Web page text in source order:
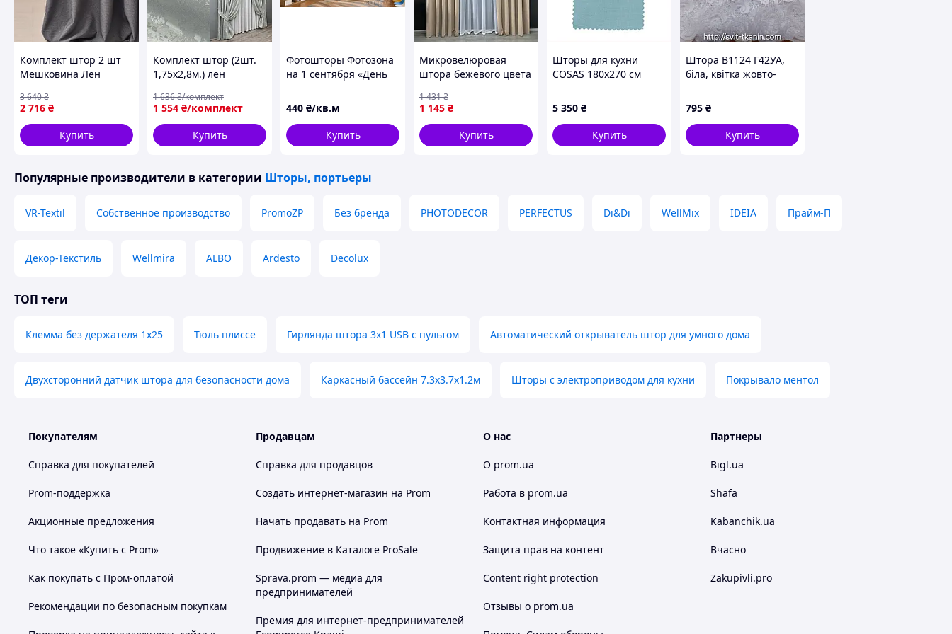
Комплект штор 2 шт
Мешковина Лен
гардины, портьеры з
люверсами графит
№125
2 716 ₴
3 640₴
Купить
Комплект штор (2шт.
1,75х2,8м.) лен
"Pavliani ХО". Цвет
светло-серый. Код
1911ш 39-0046
1 554 ₴/комплект
1 636₴/комплект
Купить
Фотошторы Фотозона
на 1 сентября «День
любой размер!
440 ₴/кв.м
Купить
Микровелюровая
штора бежевого цвета
200х270 ALBO
CL0194229
1 145 ₴
1 431₴
Купить
Шторы для кухни
COSAS 180х270 см
864AH2M307
5 350 ₴
Купить
Штора В1124 Г42УА,
біла, квітка жовто-
t-41086
795 ₴
Купить
Популярные производители в категории Шторы, портьеры
VR-Textil Собственное производство PromoZP Без бренда PHOTODECOR PERFECTUS Di&Di WellMix IDEIA Прайм-П
Декор-Текстиль Wellmira ALBO Ardesto Decolux
ТОП теги
Клемма без держателя 1х25 Тюль плиссе Гирлянда штора 3х1 USB с пультом Автоматический открыватель штор для умного дома
Двухсторонний датчик штора для безопасности дома Каркасный бассейн 7.3х3.7х1.2м Шторы с электроприводом для кухни Покрывало ментол
Покупателям
Справка для покупателей
Prom-поддержка
Акционные предложения
Что такое «Купить с Prom»
Как покупать с Пром-оплатой
Рекомендации по безопасным покупкам
Продавцам
Справка для продавцов
Создать интернет-магазин на Prom
Начать продавать на Prom
Продвижение в Каталоге ProSale
Sprava.prom — медиа для
предпринимателей
Премия для интернет-предпринимателей
О нас
О prom.ua
Работа в prom.ua
Контактная информация
Защита прав на контент
Content right protection
Отзывы о prom.ua
Партнеры
Bigl.ua
Shafa
Kabanchik.ua
Вчасно
Zakupivli.pro